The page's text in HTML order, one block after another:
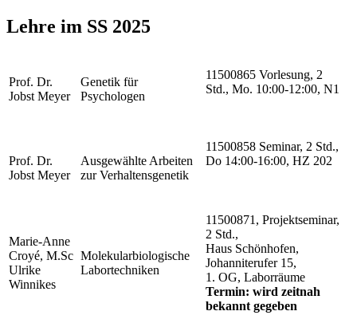
Lehre im SS 2025
Prof. Dr.
Jobst Meyer
Genetik für
Psychologen
11500865 Vorlesung, 2
Std., Mo. 10:00-12:00, N1
Prof. Dr.
Jobst Meyer
Ausgewählte Arbeiten
zur Verhaltensgenetik
11500858 Seminar, 2 Std.,
Do 14:00-16:00, HZ 202
Marie-Anne
Croyé, M.Sc
Ulrike
Winnikes
Molekularbiologische
Labortechniken
11500871, Projektseminar,
2 Std.,
Haus Schönhofen,
Johanniterufer 15,
1. OG, Laborräume
Termin: wird zeitnah
bekannt gegeben